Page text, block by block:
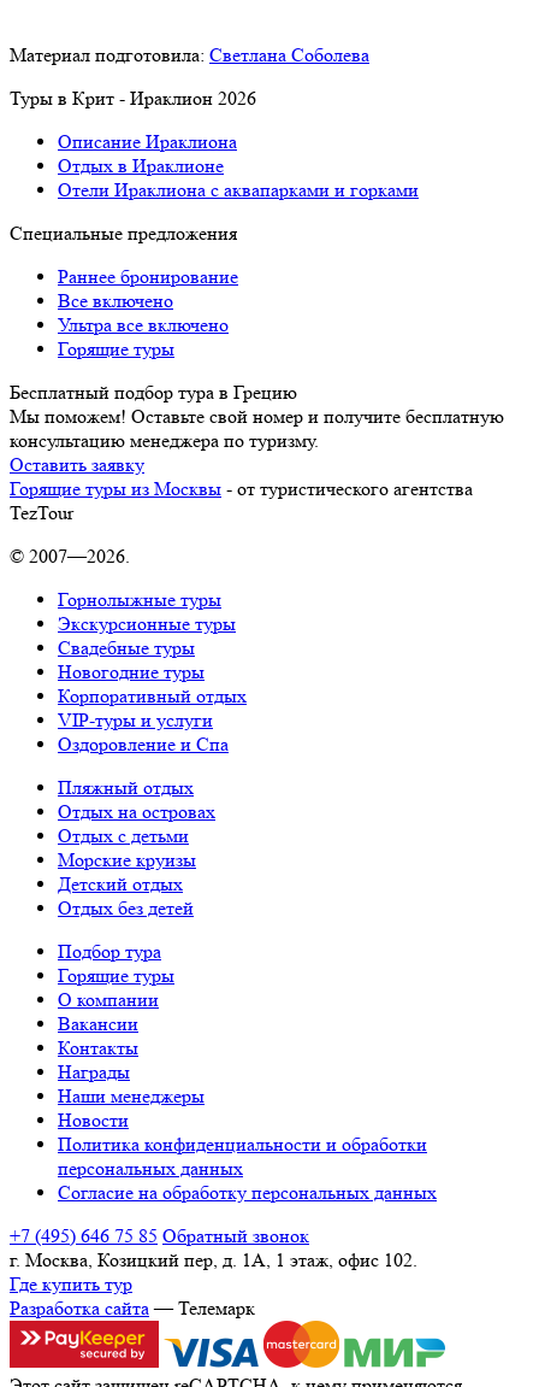
Материал подготовила: Светлана Соболева
Туры в Крит - Ираклион 2026
Описание Ираклиона
Отдых в Ираклионе
Отели Ираклиона с аквапарками и горками
Специальные предложения
Раннее бронирование
Все включено
Ультра все включено
Горящие туры
Бесплатный подбор тура в Грецию
Мы поможем! Оставьте свой номер и получите бесплатную
консультацию менеджера по туризму.
Оставить заявку
Горящие туры из Москвы - от туристического агентства
TezTour
© 2007—2026.
Горнолыжные туры
Экскурсионные туры
Свадебные туры
Новогодние туры
Корпоративный отдых
VIP-туры и услуги
Оздоровление и Спа
Пляжный отдых
Отдых на островах
Отдых с детьми
Морские круизы
Детский отдых
Отдых без детей
Подбор тура
Горящие туры
О компании
Вакансии
Контакты
Награды
Наши менеджеры
Новости
Политика конфиденциальности и обработки
персональных данных
Согласие на обработку персональных данных
+7 (495) 646 75 85 Обратный звонок
г. Москва, Козицкий пер, д. 1А, 1 этаж, офис 102.
Где купить тур
Разработка сайта — Телемарк